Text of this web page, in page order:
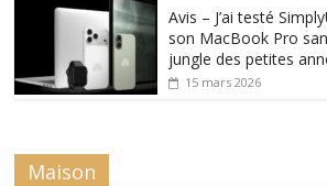
Avis – J’ai testé
son MacBook Pro
jungle des petites
15 mars 2026
Maison